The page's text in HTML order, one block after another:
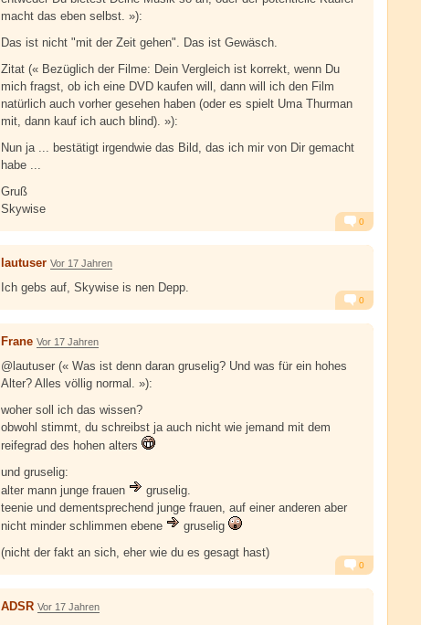
macht das eben selbst. »):
Das ist nicht "mit der Zeit gehen". Das ist Gewäsch.
Zitat (« Bezüglich der Filme: Dein Vergleich ist korrekt, wenn Du
mich fragst, ob ich eine DVD kaufen will, dann will ich den Film
natürlich auch vorher gesehen haben (oder es spielt Uma Thurman
mit, dann kauf ich auch blind). »):
Nun ja ... bestätigt irgendwie das Bild, das ich mir von Dir gemacht
habe ...
Gruß
Skywise
Alarm Antworten
0
lautuser Vor 17 Jahren
Ich gebs auf, Skywise is nen Depp.
Alarm Antworten
0
Frane Vor 17 Jahren
@lautuser (« Was ist denn daran gruselig? Und was für ein hohes
Alter? Alles völlig normal. »):
woher soll ich das wissen?
obwohl stimmt, du schreibst ja auch nicht wie jemand mit dem
reifegrad des hohen alters
und gruselig:
alter mann junge frauen
gruselig.
teenie und dementsprechend junge frauen, auf einer anderen aber
nicht minder schlimmen ebene
gruselig
(nicht der fakt an sich, eher wie du es gesagt hast)
Alarm Antworten
0
ADSR Vor 17 Jahren